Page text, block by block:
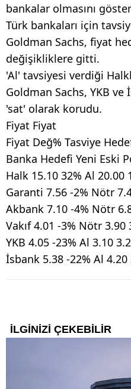
bankalar olmasını
Türk bankaları için
Goldman Sachs, fiyat
değişikliklere gitti.
'Al' tavsiyesi verdiği
Goldman Sachs, YKB ve
'sat' olarak korudu.
Fiyat Fiyat
Fiyat Değ% Tasviye
Banka Hedefi Yeni Eski
Halk 15.10 32% Al 20.00
Garanti 7.56 -2% Nötr
Akbank 7.10 -4% Nötr
Vakıf 4.01 -3% Nötr 3.90
YKB 4.05 -23% Al 3.10
İsbank 5.38 -22% Al 4.20